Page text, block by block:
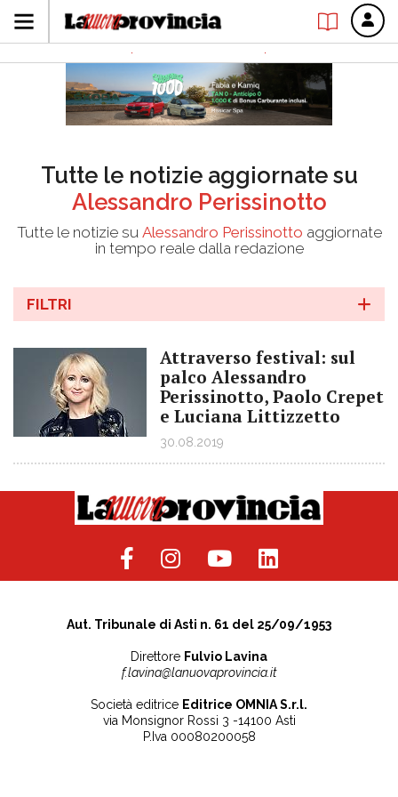
Tutte le notizie aggiornate su
Alessandro Perissinotto
Tutte le notizie su Alessandro Perissinotto aggiornate
in tempo reale dalla redazione
FILTRI
Attraverso festival: sul
palco Alessandro
Perissinotto, Paolo Crepet
e Luciana Littizzetto
30.08.2019
Aut. Tribunale di Asti n. 61 del 25/09/1953
Direttore Fulvio Lavina
f.lavina@lanuovaprovincia.it
Società editrice Editrice OMNIA S.r.l.
via Monsignor Rossi 3 -14100 Asti
P.Iva 00080200058